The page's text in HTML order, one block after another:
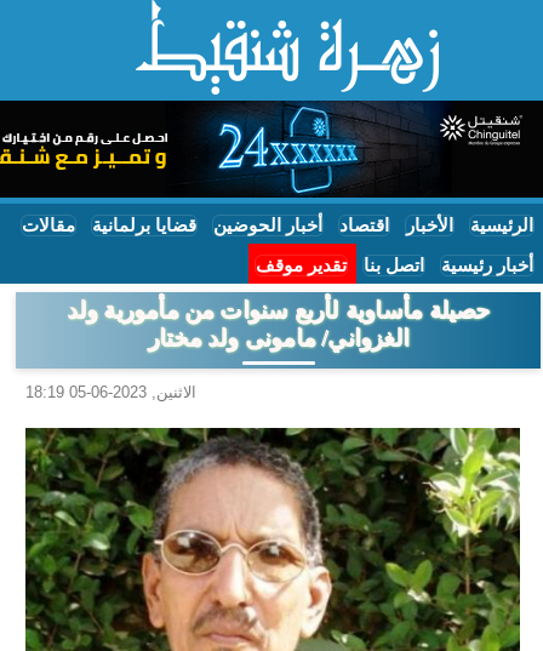
الرئيسية الأخبار اقتصاد أخبار الحوضين قضايا برلمانية مقالات
أخبار رئيسية اتصل بنا تقدير موقف
حصيلة مأساوية لأربع سنوات من مأمورية ولد
الغزواني/ مامونى ولد مختار
الاثنين, 2023-06-05 18:19